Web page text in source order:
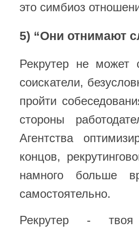
это симбиоз
5) “Они отнимают
Рекрутер не может
соискатели,
пройти
стороны
Агентства
концов,
намного больше
самостоятельно.
Рекрутер -